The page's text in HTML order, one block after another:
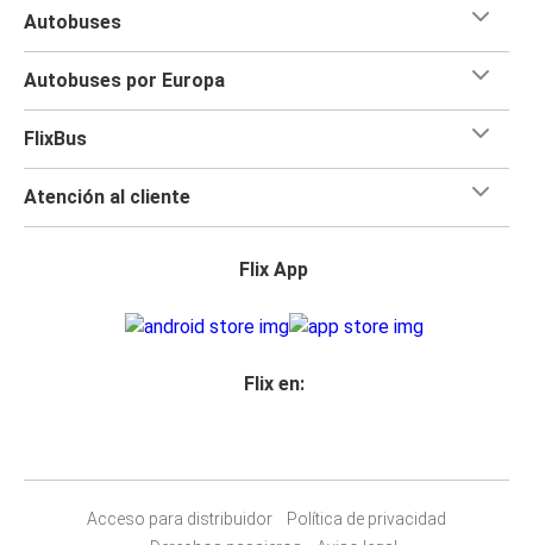
Autobuses
Autobuses por Europa
FlixBus
Atención al cliente
Flix App
Flix en:
Acceso para distribuidor
Política de privacidad